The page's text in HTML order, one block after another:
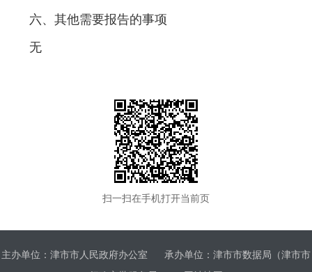
六、其他需要报告的事项
无
扫一扫在手机打开当前页
主办单位：津市市人民政府办公室
承办单位：津市市数据局（津市市